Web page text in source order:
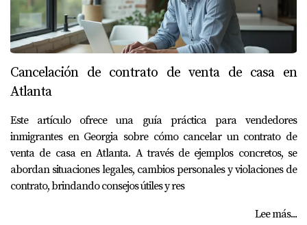
Cancelación de contrato de venta de casa en
Atlanta
Este artículo ofrece una guía práctica para vendedores
inmigrantes en Georgia sobre cómo cancelar un contrato de
venta de casa en Atlanta. A través de ejemplos concretos, se
abordan situaciones legales, cambios personales y violaciones de
contrato, brindando consejos útiles y res
Lee más...